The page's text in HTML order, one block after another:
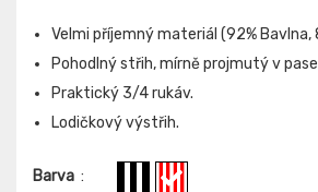
Velmi příjemný materiál (92% Bavlna,
Pohodlný střih, mírně projmutý v
Praktický 3/4 rukáv.
Lodičkový výstřih.
Barva :